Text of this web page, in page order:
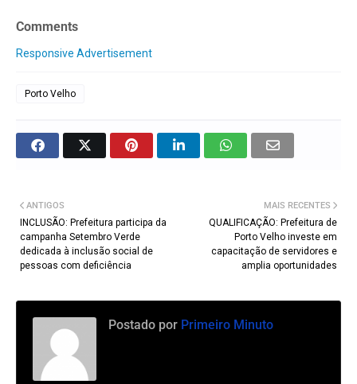
Comments
Responsive Advertisement
Porto Velho
MAIS RECENTES
QUALIFICAÇÃO: Prefeitura de
Porto Velho investe em
capacitação de servidores e
amplia oportunidades
ANTIGOS
INCLUSÃO: Prefeitura participa da
campanha Setembro Verde
dedicada à inclusão social de
pessoas com deficiência
Postado por Primeiro Minuto